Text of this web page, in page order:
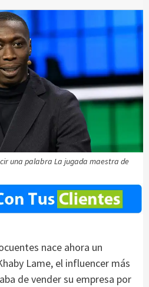
una palabra La jugada maestra de
nace ahora un
Lame, el influencer más
de vender su empresa por